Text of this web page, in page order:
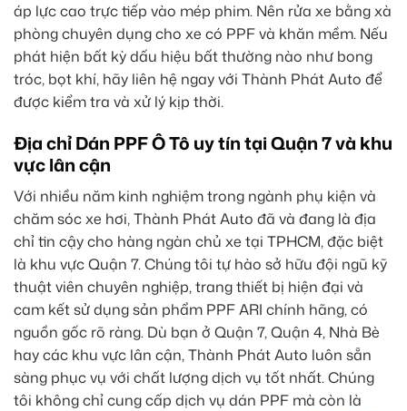
áp lực cao trực tiếp vào mép phim. Nên rửa xe bằng xà
phòng chuyên dụng cho xe có PPF và khăn mềm. Nếu
phát hiện bất kỳ dấu hiệu bất thường nào như bong
tróc, bọt khí, hãy liên hệ ngay với Thành Phát Auto để
được kiểm tra và xử lý kịp thời.
Địa chỉ Dán PPF Ô Tô uy tín tại Quận 7 và khu
vực lân cận
Với nhiều năm kinh nghiệm trong ngành phụ kiện và
chăm sóc xe hơi, Thành Phát Auto đã và đang là địa
chỉ tin cậy cho hàng ngàn chủ xe tại TPHCM, đặc biệt
là khu vực Quận 7. Chúng tôi tự hào sở hữu đội ngũ kỹ
thuật viên chuyên nghiệp, trang thiết bị hiện đại và
cam kết sử dụng sản phẩm PPF ARI chính hãng, có
nguồn gốc rõ ràng. Dù bạn ở Quận 7, Quận 4, Nhà Bè
hay các khu vực lân cận, Thành Phát Auto luôn sẵn
sàng phục vụ với chất lượng dịch vụ tốt nhất. Chúng
tôi không chỉ cung cấp dịch vụ dán PPF mà còn là